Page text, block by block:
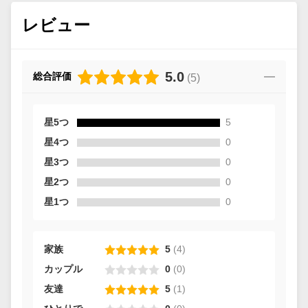
レビュー
総合評価 5.0 (5)
星5つ
5
星4つ
0
星3つ
0
星2つ
0
星1つ
0
家族 5 (4)
カップル
0 (0)
友達
5 (1)